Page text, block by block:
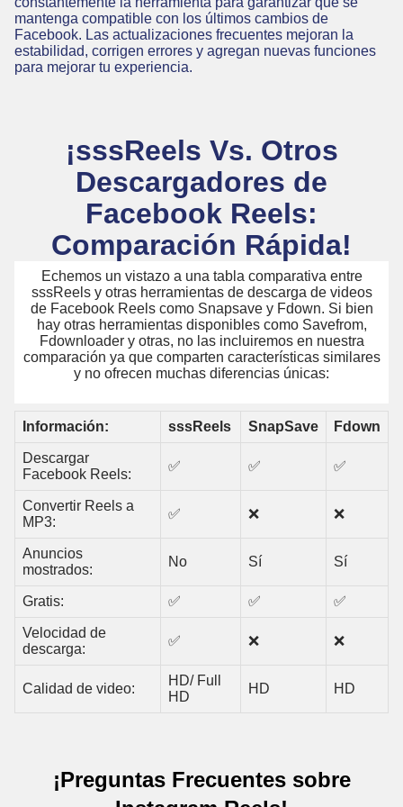
mantenga compatible con los últimos cambios de
Facebook. Las actualizaciones frecuentes mejoran la
estabilidad, corrigen errores y agregan nuevas funciones
para mejorar tu experiencia.
¡sssReels Vs. Otros
Descargadores de
Facebook Reels:
Comparación Rápida!
Echemos un vistazo a una tabla comparativa entre
sssReels y otras herramientas de descarga de videos
de Facebook Reels como Snapsave y Fdown. Si bien
hay otras herramientas disponibles como Savefrom,
Fdownloader y otras, no las incluiremos en nuestra
comparación ya que comparten características similares
y no ofrecen muchas diferencias únicas:
Información: sssReels SnapSave Fdown
Descargar
Facebook Reels:
✅ ✅ ✅
Convertir Reels a
MP3:
✅ ❌ ❌
Anuncios
mostrados:
No Sí Sí
Gratis: ✅ ✅ ✅
Velocidad de
descarga:
✅ ❌ ❌
Calidad de video:
HD/ Full
HD
HD HD
¡Preguntas Frecuentes sobre